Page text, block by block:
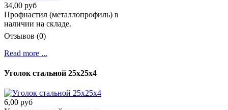
34,00 руб
Профнастил (металлопрофиль) в
наличии на складе.
Отзывов (0)
Read more ...
Уголок стальной 25х25х4
6,00 руб